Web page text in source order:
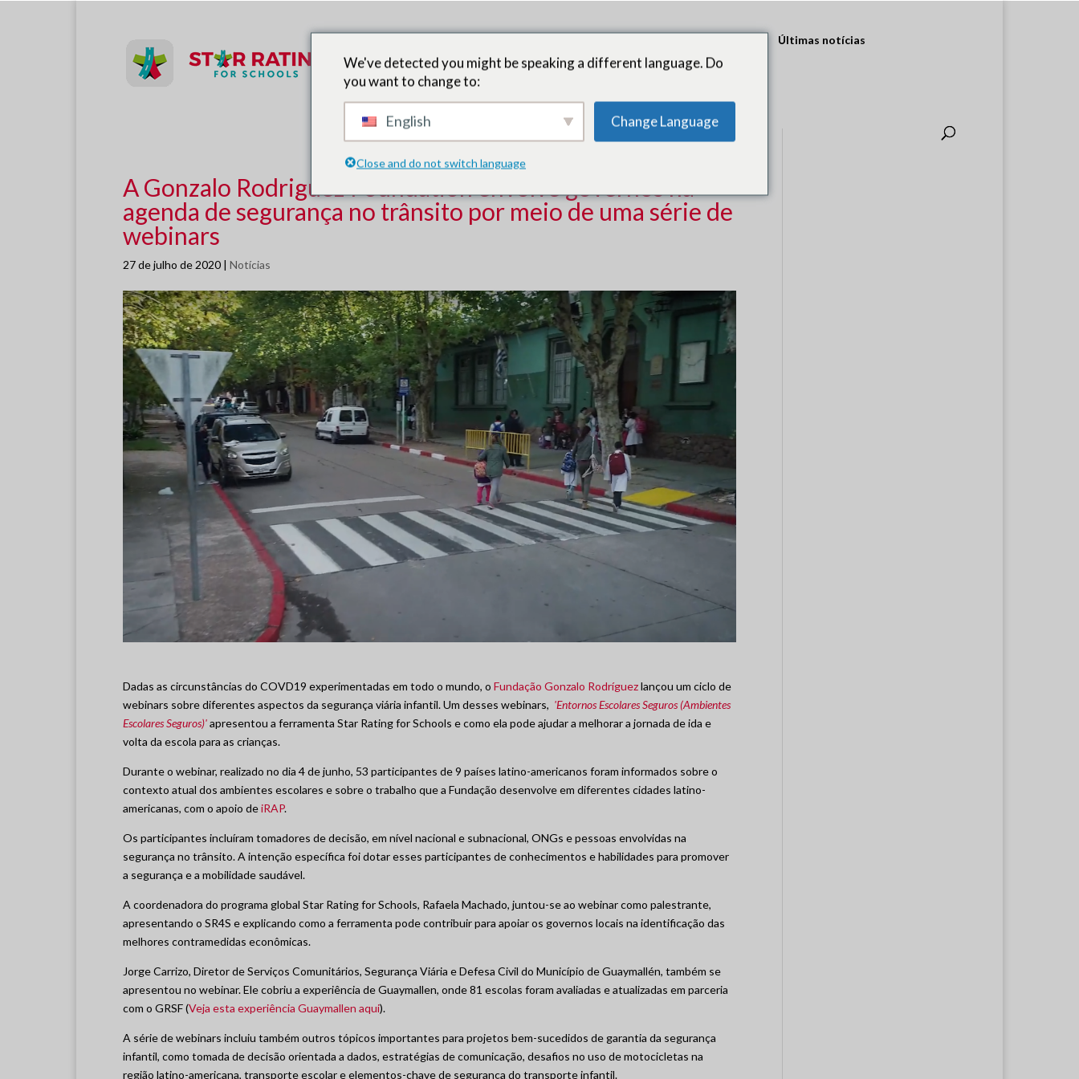
Últimas notícias
Treinamento e recursos SIM
A Gonzalo Rodriguez Foundation envolve governos na
agenda de segurança no trânsito por meio de uma série de
webinars
27 de julho de 2020| Notícias
Dadas as circunstâncias do COVD19 experimentadas em todo o mundo, o Fundação Gonzalo Rodríguezlançou um ciclo de
webinars sobre diferentes aspectos da segurança viária infantil. Um desses webinars, 'Entornos Escolares Seguros (Ambientes
Escolares Seguros)'apresentou a ferramenta Star Rating for Schools e como ela pode ajudar a melhorar a jornada de ida e
volta da escola para as crianças.
Durante o webinar, realizado no dia 4 de junho, 53 participantes de 9 países latino-americanos foram informados sobre o
contexto atual dos ambientes escolares e sobre o trabalho que a Fundação desenvolve em diferentes cidades latino-
americanas, com o apoio deiRAP.
Os participantes incluíram tomadores de decisão, em nível nacional e subnacional, ONGs e pessoas envolvidas na
segurança no trânsito. A intenção específica foi dotar esses participantes de conhecimentos e habilidades para promover
a segurança e a mobilidade saudável.
A coordenadora do programa global Star Rating for Schools, Rafaela Machado, juntou-se ao webinar como palestrante,
apresentando o SR4S e explicando como a ferramenta pode contribuir para apoiar os governos locais na identificação das
melhores contramedidas econômicas.
Jorge Carrizo, Diretor de Serviços Comunitários, Segurança Viária e Defesa Civil do Município de Guaymallén, também se
apresentou no webinar. Ele cobriu a experiência de Guaymallen, onde 81 escolas foram avaliadas e atualizadas em parceria
com o GRSF (Veja esta experiência Guaymallen aqui).
A série de webinars incluiu também outros tópicos importantes para projetos bem-sucedidos de garantia da segurança
infantil, como tomada de decisão orientada a dados, estratégias de comunicação, desafios no uso de motocicletas na
região latino-americana, transporte escolar e elementos-chave de segurança do transporte infantil.
We've detected you might be speaking a different language. Do
you want to change to:
English Change Language
Close and do not switch language